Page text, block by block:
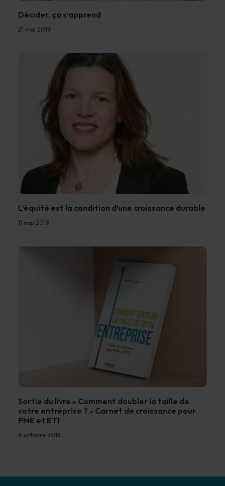
Décider, ça s’apprend
21 mai 2019
L’équité est la condition d’une croissance durable
11 mai 2019
Sortie du livre « Comment doubler la taille de
votre entreprise ? » Carnet de croissance pour
PME et ETI
4 octobre 2018